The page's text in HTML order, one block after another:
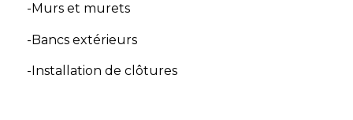
-Murs et murets
-Bancs extérieurs
-Installation de clôtures